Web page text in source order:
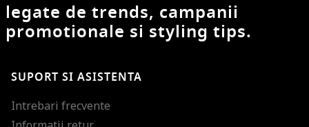
legate de trends, campanii
promotionale si styling tips.
SUPORT SI ASISTENTA
Intrebari frecvente